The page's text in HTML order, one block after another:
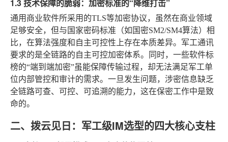
1.3 技术保障的脆弱：加密标准的“降维打击”
通用商业软件所采用的TLS等加密协议，虽然在商业领域
足够安全，但与国家密码标准（如国密SM2/SM4算法）相
比，在算法强度和自主可控性上存在本质差异。军工通讯
要求的是全链路的自主可控加密体系。同时，一些软件标
榜的“端到端加密”虽能保障传输过程，却无法满足军工单
位内部管控和审计的需求。一旦发生问题，涉密信息缺乏
全链路可查、可控、可追溯的能力，这在保密工作中是致
命的。
二、拨云见日：军工级IM选型的四大核心支柱